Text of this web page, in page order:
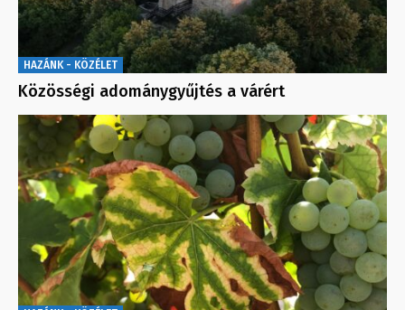
HAZÁNK - KÖZÉLET
Közösségi adománygyűjtés a várért